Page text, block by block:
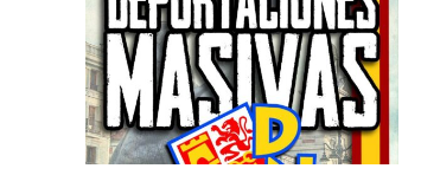
España y Serbia
contra el
separatismo
globalista
11 DE SEPTIEMBRE: DN EN BARCELONA